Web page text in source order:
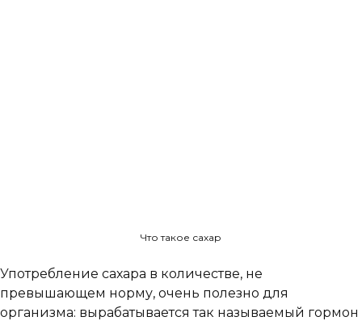
Что такое сахар
Употребление сахара в количестве, не
превышающем норму, очень полезно для
организма: вырабатывается так называемый гормон